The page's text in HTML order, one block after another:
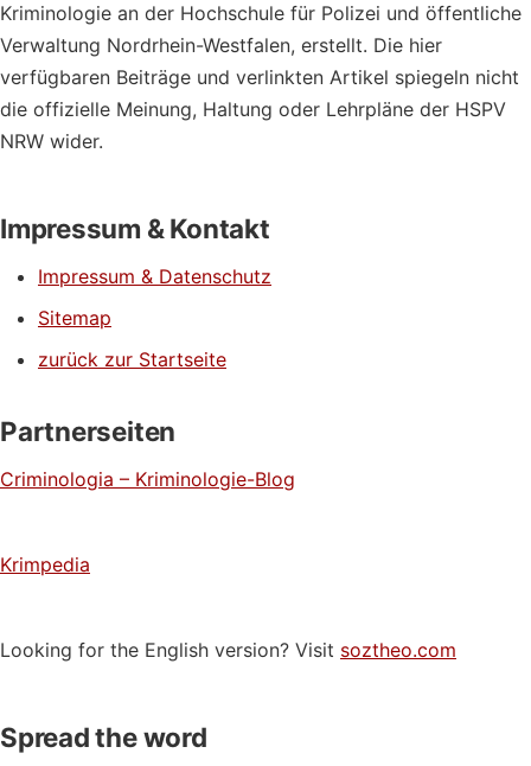
Kriminologie an der Hochschule für Polizei und öffentliche
Verwaltung Nordrhein-Westfalen, erstellt. Die hier
verfügbaren Beiträge und verlinkten Artikel spiegeln nicht
die offizielle Meinung, Haltung oder Lehrpläne der HSPV
NRW wider.
Impressum & Kontakt
Impressum & Datenschutz
Sitemap
zurück zur Startseite
Partnerseiten
Criminologia – Kriminologie-Blog
Krimpedia
Looking for the English version? Visit soztheo.com
Spread the word